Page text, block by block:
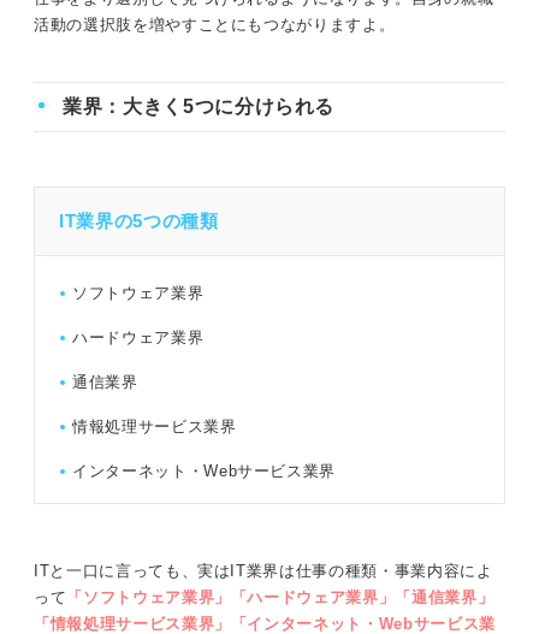
スムーズにタイピングができるようになっ
ITパスポート：ITの基本知識が身に付く定番
の国家試験
家資格
マイクロソフトオフィススペシャリスト
CCNA：ネットワークエンジニアを目指す
人向けのベンダー資格
HTML5プロフェッショナル認定試験：Web
エンジニアにおすすめの資格
活動の選択肢を増やすことにもつながりますよ。
業界：大きく5つに分けられる
IT業界の5つの種類
ソフトウェア業界
ハードウェア業界
通信業界
情報処理サービス業界
インターネット・Webサービス業界
ITと一口に言っても、実はIT業界は仕事の種類・事業内容によ
って 「ソフトウェア業界」「ハードウェア業界」「通信業界」
「情報処理サービス業界」「インターネット・Webサービス業
完全無料！ 転職サポート付きITスクールでエンジニアに
ITの仕事を一挙紹介！ 営業・コンサルタント系の仕事
セールスエンジニア
ITの仕事を一挙紹介！ マーケティング系の仕事
データアナリスト
ITの仕事を一挙紹介！ 事務・サポート系の職種
IT事務